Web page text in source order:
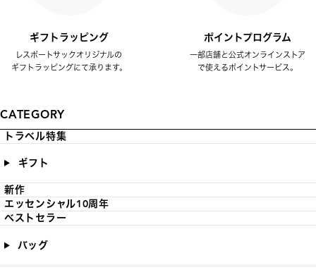
ギフトラッピング
レスポートサックオリジナルの
ギフトラッピングにて承ります。
ポイントプログラム
一部店舗と公式オンラインストア
で使えるポイントサービス。
CATEGORY
トラベル特集
ギフト
新作
エッセンシャル10周年
ベストセラー
バッグ